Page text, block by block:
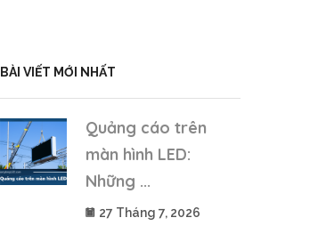
BÀI VIẾT MỚI NHẤT
Quảng cáo trên
màn hình LED:
Những ...
27 Tháng 7, 2026